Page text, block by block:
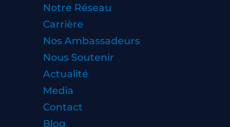
Notre Réseau
Carrière
Nos Ambassadeurs
Nous Soutenir
Actualité
Media
Contact
Blog